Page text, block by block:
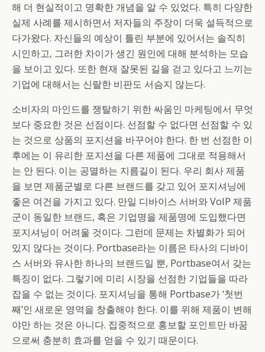
해 더 현실적이고 명확한 개념을 알 수 있었다. 특히 다양한
실제 사례를 제시하면서 저자들의 주장이 더욱 설득적으로
다가왔다. 자신들의 예상이 틀린 부분에 있어서는 솔직히
시인하고, 그러한 차이가 생긴 원인에 대해 분석하는 모습
을 보이고 있다. 또한 현재 잘못된 길을 걷고 있다고 느끼는
기업에 대해서는 신랄한 비판도 서슴지 않는다.
소비자의 마인드를 쟁탈하기 위한 싸움인 마케팅에서 무엇
보다 중요한 것은 선점이다. 선점할 수 없다면 선점할 수 있
는 것으로 상품의 포지션을 바꾸어야 한다. 한 번 선점한 이
후에는 이 유리한 포지션을 다른 제품에 그대로 적용해서
는 안 된다. 이는 공멸하는 지름길이 된다. 우리 회사 제품
을 보면 제품군별로 다른 브랜드를 갖고 있어 포지셔닝에
좋은 여건을 가지고 있다. 만일 디바이스 서버와 VoIP 제품
군이 동일한 브랜드, 혹은 기업명을 제품명에 도입했다면
포지셔닝이 어려울 것이다. 그런데 문제는 차별화가 되어
있지 않다는 것이다. Portbase라는 이름은 타사의 디바이
스 서버와 유사한 하나의 브랜드일 뿐, Portbase여서 갖는
특징이 없다. 그렇기에 미리 시장을 선점한 기업들을 따라
잡을 수 없는 것이다. 포지셔닝을 통해 Portbase가 ‘첫번
째’인 새로운 영역을 창출해야 한다. 이를 위해 제품이 변해
야만 하는 것은 아니다. 집중적으로 홍보할 포인트만 바꿈
으로써 충분히 효과를 얻을 수 있기 때문이다.